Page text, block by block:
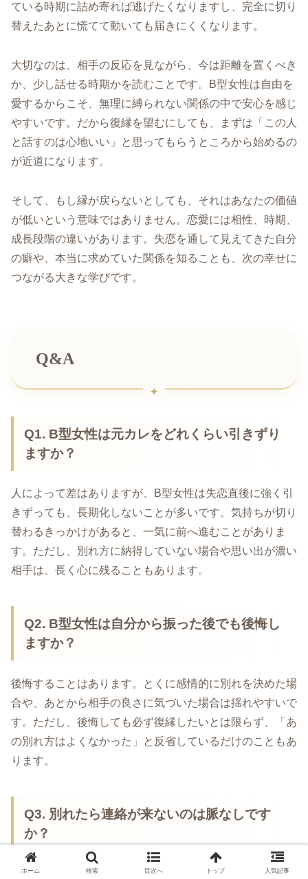
ている時期に詰め寄れば逃げたくなりますし、完全に切り
替えたあとに慌てて動いても届きにくくなります。
大切なのは、相手の反応を見ながら、今は距離を置くべき
か、少し話せる時期かを読むことです。B型女性は自由を
愛するからこそ、無理に縛られない関係の中で安心を感じ
やすいです。だから復縁を望むにしても、まずは「この人
と話すのは心地いい」と思ってもらうところから始めるの
が近道になります。
そして、もし縁が戻らないとしても、それはあなたの価値
が低いという意味ではありません。恋愛には相性、時期、
成長段階の違いがあります。失恋を通して見えてきた自分
の癖や、本当に求めていた関係を知ることも、次の幸せに
つながる大きな学びです。
Q&A
Q1. B型女性は元カレをどれくらい引きずり
ますか？
人によって差はありますが、B型女性は失恋直後に強く引
きずっても、長期化しないことが多いです。気持ちが切り
替わるきっかけがあると、一気に前へ進むことがありま
す。ただし、別れ方に納得していない場合や思い出が濃い
相手は、長く心に残ることもあります。
Q2. B型女性は自分から振った後でも後悔し
ますか？
後悔することはあります。とくに感情的に別れを決めた場
合や、あとから相手の良さに気づいた場合は揺れやすいで
す。ただし、後悔しても必ず復縁したいとは限らず、「あ
の別れ方はよくなかった」と反省しているだけのこともあ
ります。
Q3. 別れたら連絡が来ないのは脈なしです
か？
すぐに脈なしと決めつける必要はありません。B型女性は
ホーム 検索 目次へ トップ 人気記事